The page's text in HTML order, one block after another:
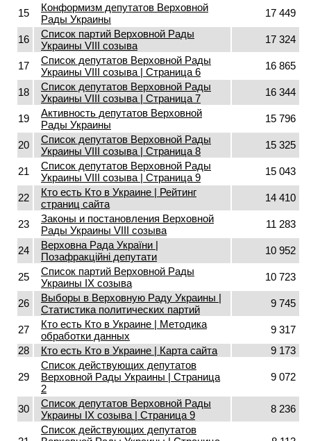
15
Конформизм депутатов Верховной
Рады Украины
17 449
16
Список партий Верховной Рады
Украины VIII созыва
17 324
17
Список депутатов Верховной Рады
Украины VIII созыва | Страница 6
16 865
18
Список депутатов Верховной Рады
Украины VIII созыва | Страница 7
16 344
19
Активность депутатов Верховной
Рады Украины
15 796
20
Список депутатов Верховной Рады
Украины VIII созыва | Страница 8
15 325
21
Список депутатов Верховной Рады
Украины VIII созыва | Страница 9
15 043
22
Кто есть Кто в Украине | Рейтинг
страниц сайта
14 410
23
Законы и постановления Верховной
Рады Украины VIII созыва
11 283
24
Верховна Рада України |
Позафракційні депутати
10 952
25
Список партий Верховной Рады
Украины IX созыва
10 723
26
Выборы в Верховную Раду Украины |
Статистика политических партий
9 745
27
Кто есть Кто в Украине | Методика
обработки данных
9 317
28
Кто есть Кто в Украине | Карта сайта 9 173
29
Список действующих депутатов
Верховной Рады Украины | Страница
2
9 072
30
Список депутатов Верховной Рады
Украины IX созыва | Страница 9
8 236
Список действующих депутатов